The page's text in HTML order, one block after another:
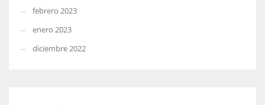
febrero 2023
enero 2023
diciembre 2022